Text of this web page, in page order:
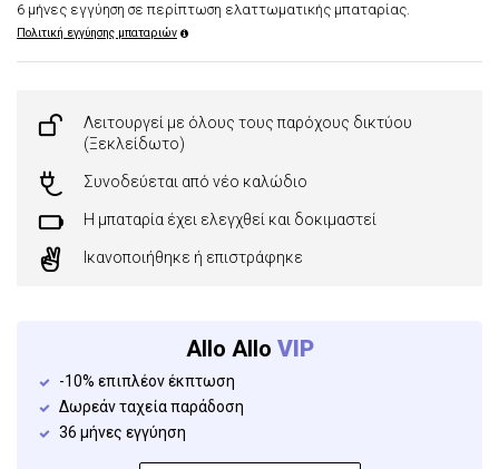
6 μήνες εγγύηση σε περίπτωση ελαττωματικής μπαταρίας.
Πολιτική εγγύησης μπαταριών
Λειτουργεί με όλους τους παρόχους δικτύου
(Ξεκλείδωτο)
Συνοδεύεται από νέο καλώδιο
Η μπαταρία έχει ελεγχθεί και δοκιμαστεί
Ικανοποιήθηκε ή επιστράφηκε
Allo Allo VIP
-10% επιπλέον έκπτωση
Δωρεάν ταχεία παράδοση
36 μήνες εγγύηση